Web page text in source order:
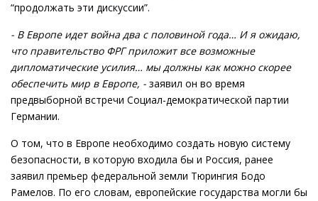
“продолжать эти дискуссии”.
- В Европе идет война два с половиной года… И я ожидаю,
что правительство ФРГ приложит все возможные
дипломатические усилия… мы должны как можно скорее
обеспечить мир в Европе, - заявил он во время
предвыборной встречи Социал-демократической партии
Германии.
О том, что в Европе необходимо создать новую систему
безопасности, в которую входила бы и Россия, ранее
заявил премьер федеральной земли Тюрингия Бодо
Рамелов. По его словам, европейские государства могли бы